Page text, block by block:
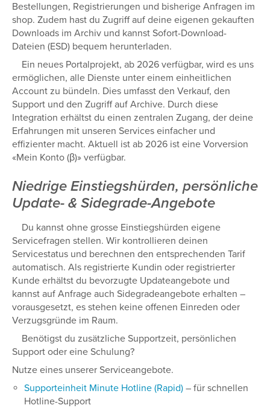
Bestellungen, Registrierungen und bisherige Anfragen im
shop. Zudem hast du Zugriff auf deine eigenen gekauften
Downloads im Archiv und kannst Sofort-Download-
Dateien (ESD) bequem herunterladen.
Ein neues Portalprojekt, ab 2026 verfügbar, wird es uns
ermöglichen, alle Dienste unter einem einheitlichen
Account zu bündeln. Dies umfasst den Verkauf, den
Support und den Zugriff auf Archive. Durch diese
Integration erhältst du einen zentralen Zugang, der deine
Erfahrungen mit unseren Services einfacher und
effizienter macht. Aktuell ist ab 2026 ist eine Vorversion
«Mein Konto (β)» verfügbar.
Niedrige Einstiegshürden, persönliche
Update- & Sidegrade-Angebote
Du kannst ohne grosse Einstiegshürden eigene
Servicefragen stellen. Wir kontrollieren deinen
Servicestatus und berechnen den entsprechenden Tarif
automatisch. Als registrierte Kundin oder registrierter
Kunde erhältst du bevorzugte Updateangebote und
kannst auf Anfrage auch Sidegradeangebote erhalten –
vorausgesetzt, es stehen keine offenen Einreden oder
Verzugsgründe im Raum.
Benötigst du zusätzliche Supportzeit, persönlichen
Support oder eine Schulung?
Nutze eines unserer Serviceangebote.
Supporteinheit Minute Hotline (Rapid) – für schnellen
Hotline-Support